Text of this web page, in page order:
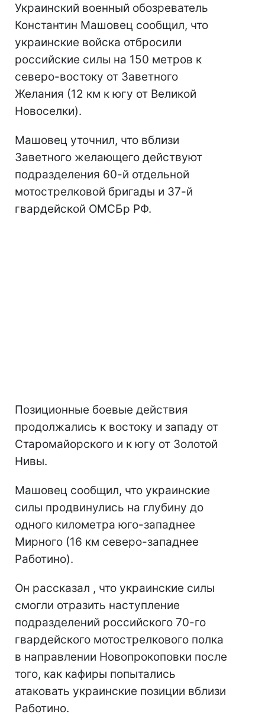
Украинский военный обозреватель
Константин Машовец сообщил, что
украинские войска отбросили
российские силы на 150 метров к
северо-востоку от Заветного
Желания (12 км к югу от Великой
Новоселки).
Машовец уточнил, что вблизи
Заветного желающего действуют
подразделения 60-й отдельной
мотострелковой бригады и 37-й
гвардейской ОМСБр РФ.
Позиционные боевые действия
продолжались к востоку и западу от
Старомайорского и к югу от Золотой
Нивы.
Машовец сообщил, что украинские
силы продвинулись на глубину до
одного километра юго-западнее
Мирного (16 км северо-западнее
Работино).
Он рассказал , что украинские силы
смогли отразить наступление
подразделений российского 70-го
гвардейского мотострелкового полка
в направлении Новопрокоповки после
того, как кафиры попытались
атаковать украинские позиции вблизи
Работино.